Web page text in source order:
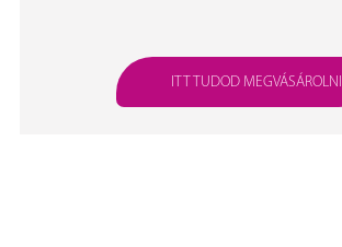
ITT TUDOD MEGVÁSÁROLNI